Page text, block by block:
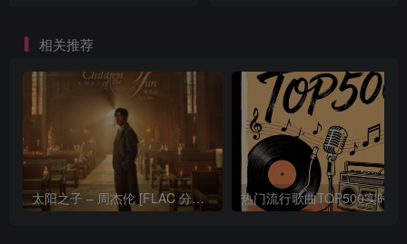
相关推荐
太阳之子 – 周杰伦 [FLAC 分轨 192Khz 24bit]